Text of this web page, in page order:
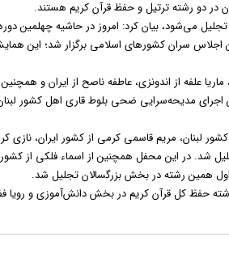
در دو رشته ترتیل و حفظ قرآن کریم هستند.
می‌شود، بیان کرد: امروز در حاشیه چهلمین
سران کشورهای اسلامی برگزار شد؛ این
علفه از اندونزی، عاطفه ناصح از ایران و
مدیحه‌سرایی ضحی بلوط قاری اهل کشور
لبنان، مریم قاسمی کرمی از کشور ایران،
شد. در این محفل همچنین از اسماء فلکی از
همین رشته در بخش بزرگسالان تجلیل شد.
رشته حفظ کل قرآن کریم در بخش دانش‌آموزی و رویا